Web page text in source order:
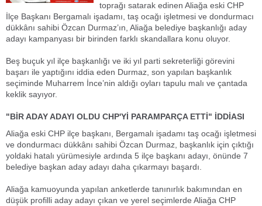
toprağı satarak edinen Aliağa eski CHP
İlçe Başkanı Bergamalı işadamı, taş ocağı işletmesi ve dondurmacı
dükkânı sahibi Özcan Durmaz’ın, Aliağa belediye başkanlığı aday
adayı kampanyası bir birinden farklı skandallara konu oluyor.
Beş buçuk yıl ilçe başkanlığı ve iki yıl parti sekreterliği görevini
başarı ile yaptığını iddia eden Durmaz, son yapılan başkanlık
seçiminde Muharrem İnce’nin aldığı oyları tapulu malı ve çantada
keklik sayıyor.
"BİR ADAY ADAYI OLDU CHP'Yİ PARAMPARÇA ETTİ" İDDİASI
Aliağa eski CHP ilçe başkanı, Bergamalı işadamı taş ocağı işletmesi
ve dondurmacı dükkânı sahibi Özcan Durmaz, başkanlık için çıktığı
yoldaki hatalı yürümesiyle ardında 5 ilçe başkanı adayı, önünde 7
belediye başkan aday adayı daha çıkarmayı başardı.
Aliağa kamuoyunda yapılan anketlerde tanınırlık bakımından en
düşük profilli aday adayı çıkan ve yerel seçimlerde Aliağa CHP